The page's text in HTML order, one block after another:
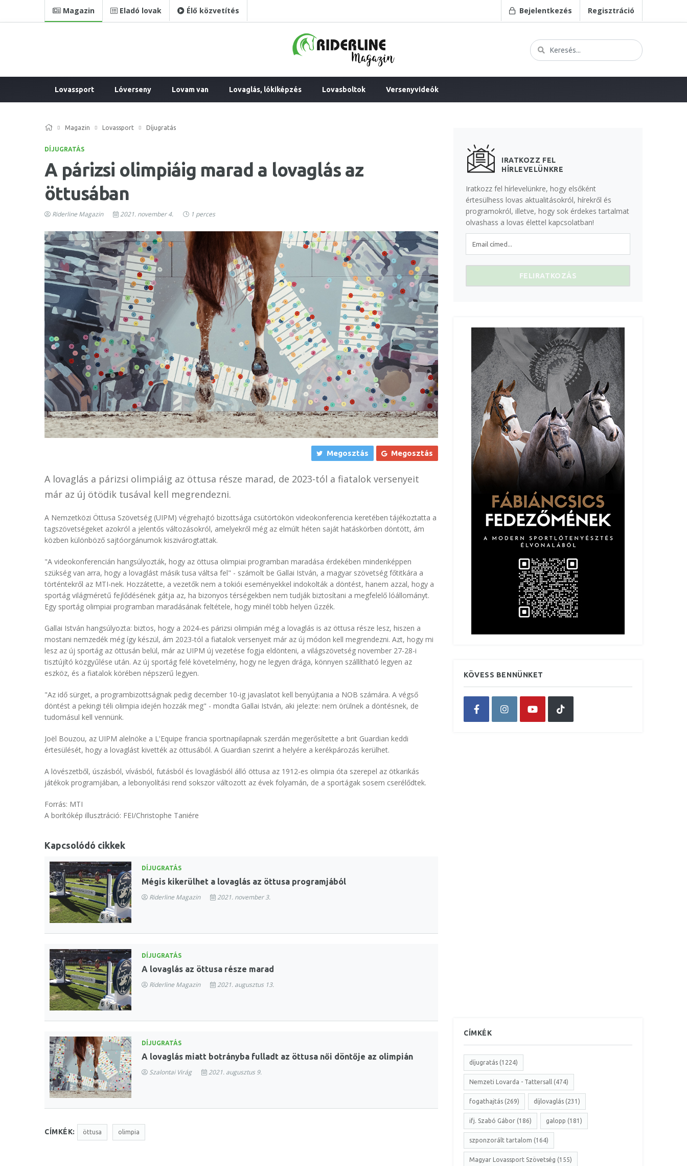
Magazin Eladó lovak Élő közvetítés Bejelentkezés Regisztráció
Lovassport Lóverseny Lovam van Lovaglás, lókiképzés Lovasboltok Versenyvideók
Magazin Lovassport Díjugratás
DÍJUGRATÁS
A párizsi olimpiáig marad a lovaglás az
öttusában
Riderline Magazin 2021. november 4. 1 perces
Megosztás Megosztás
A lovaglás a párizsi olimpiáig az öttusa része marad, de 2023-tól a fiatalok versenyeit
már az új ötödik tusával kell megrendezni.
A Nemzetközi Öttusa Szövetség (UIPM) végrehajtó bizottsága csütörtökön videokonferencia keretében tájékoztatta a
tagszövetségeket azokról a jelentős változásokról, amelyekről még az elmúlt héten saját hatáskörben döntött, ám
közben különböző sajtóorgánumok kiszivárogtattak.
"A videokonferencián hangsúlyozták, hogy az öttusa olimpiai programban maradása érdekében mindenképpen
szükség van arra, hogy a lovaglást másik tusa váltsa fel" - számolt be Gallai István, a magyar szövetség főtitkára a
történtekről az MTI-nek. Hozzátette, a vezetők nem a tokiói eseményekkel indokolták a döntést, hanem azzal, hogy a
sportág világméretű fejlődésének gátja az, ha bizonyos térségekben nem tudják biztosítani a megfelelő lóállományt.
Egy sportág olimpiai programban maradásának feltétele, hogy minél több helyen űzzék.
Gallai István hangsúlyozta: biztos, hogy a 2024-es párizsi olimpián még a lovaglás is az öttusa része lesz, hiszen a
mostani nemzedék még így készül, ám 2023-tól a fiatalok versenyeit már az új módon kell megrendezni. Azt, hogy mi
lesz az új sportág az öttusán belül, már az UIPM új vezetése fogja eldönteni, a világszövetség november 27-28-i
tisztújító közgyűlése után. Az új sportág felé követelmény, hogy ne legyen drága, könnyen szállítható legyen az
eszköz, és a fiatalok körében népszerű legyen.
"Az idő sürget, a programbizottságnak pedig december 10-ig javaslatot kell benyújtania a NOB számára. A végső
döntést a pekingi téli olimpia idején hozzák meg" - mondta Gallai István, aki jelezte: nem örülnek a döntésnek, de
tudomásul kell vennünk.
Joël Bouzou, az UIPM alelnöke a L'Equipe francia sportnapilapnak szerdán megerősítette a brit Guardian keddi
értesülését, hogy a lovaglást kivették az öttusából. A Guardian szerint a helyére a kerékpározás kerülhet.
A lövészetből, úszásból, vívásból, futásból és lovaglásból álló öttusa az 1912-es olimpia óta szerepel az ötkarikás
játékok programjában, a lebonyolítási rend sokszor változott az évek folyamán, de a sportágak sosem cserélődtek.
Forrás: MTI
A borítókép illusztráció: FEI/Christophe Taniére
Kapcsolódó cikkek
DÍJUGRATÁS
Mégis kikerülhet a lovaglás az öttusa programjából
Riderline Magazin 2021. november 3.
DÍJUGRATÁS
A lovaglás az öttusa része marad
Riderline Magazin 2021. augusztus 13.
DÍJUGRATÁS
A lovaglás miatt botrányba fulladt az öttusa női döntője az olimpián
Szalontai Virág 2021. augusztus 9.
CÍMKÉK: öttusa olimpia
IRATKOZZ FEL
HÍRLEVELÜNKRE
Iratkozz fel hírlevelünkre, hogy elsőként
értesülhess lovas aktualitásokról, hírekről és
programokról, illetve, hogy sok érdekes tartalmat
olvashass a lovas élettel kapcsolatban!
KÖVESS BENNÜNKET
CÍMKÉK
díjugratás (1224)
Nemzeti Lovarda - Tattersall (474)
fogathajtás (269) díjlovaglás (231)
ifj. Szabó Gábor (186) galopp (181)
szponzorált tartalom (164)
Magyar Lovassport Szövetség (155)